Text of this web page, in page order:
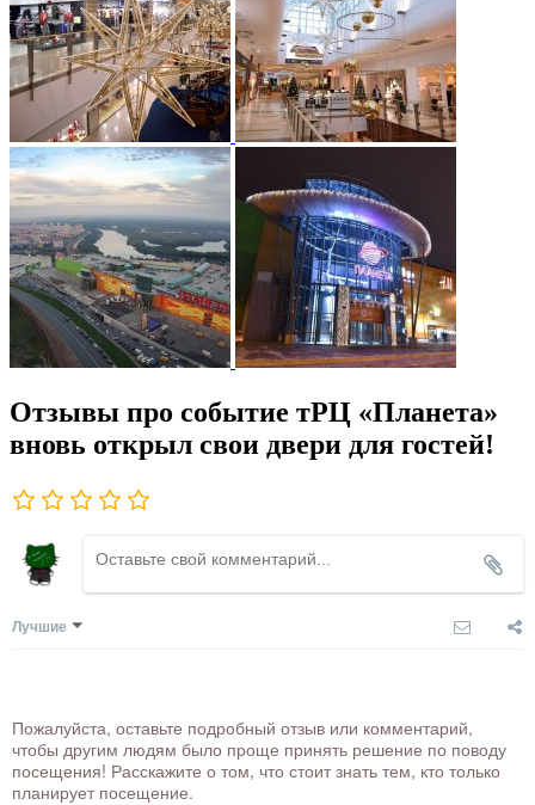
Отзывы про событие тРЦ «Планета»
вновь открыл свои двери для гостей!
Лучшие
Пожалуйста, оставьте подробный отзыв или комментарий,
чтобы другим людям было проще принять решение по поводу
посещения! Расскажите о том, что стоит знать тем, кто только
планирует посещение.